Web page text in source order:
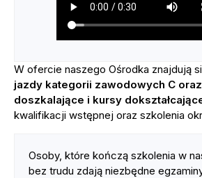
W ofercie naszego Ośrodka znajdują
jazdy kategorii zawodowych C
doszkalające i kursy
kwalifikacji wstępnej oraz szkolenia
Osoby, które kończą szkolenia w
bez trudu zdają niezbędne